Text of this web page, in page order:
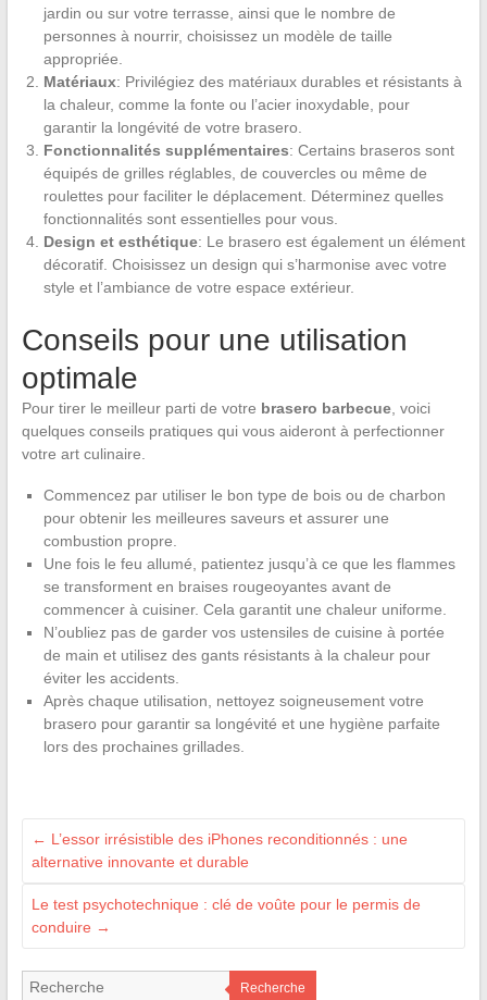
jardin ou sur votre terrasse, ainsi que le nombre de
personnes à nourrir, choisissez un modèle de taille
appropriée.
Matériaux: Privilégiez des matériaux durables et résistants à
la chaleur, comme la fonte ou l’acier inoxydable, pour
garantir la longévité de votre brasero.
Fonctionnalités supplémentaires: Certains braseros sont
équipés de grilles réglables, de couvercles ou même de
roulettes pour faciliter le déplacement. Déterminez quelles
fonctionnalités sont essentielles pour vous.
Design et esthétique: Le brasero est également un élément
décoratif. Choisissez un design qui s’harmonise avec votre
style et l’ambiance de votre espace extérieur.
Conseils pour une utilisation
optimale
Pour tirer le meilleur parti de votre brasero barbecue, voici
quelques conseils pratiques qui vous aideront à perfectionner
votre art culinaire.
Commencez par utiliser le bon type de bois ou de charbon
pour obtenir les meilleures saveurs et assurer une
combustion propre.
Une fois le feu allumé, patientez jusqu’à ce que les flammes
se transforment en braises rougeoyantes avant de
commencer à cuisiner. Cela garantit une chaleur uniforme.
N’oubliez pas de garder vos ustensiles de cuisine à portée
de main et utilisez des gants résistants à la chaleur pour
éviter les accidents.
Après chaque utilisation, nettoyez soigneusement votre
brasero pour garantir sa longévité et une hygiène parfaite
lors des prochaines grillades.
← L’essor irrésistible des iPhones reconditionnés : une
alternative innovante et durable
Le test psychotechnique : clé de voûte pour le permis de
conduire →
Recherche